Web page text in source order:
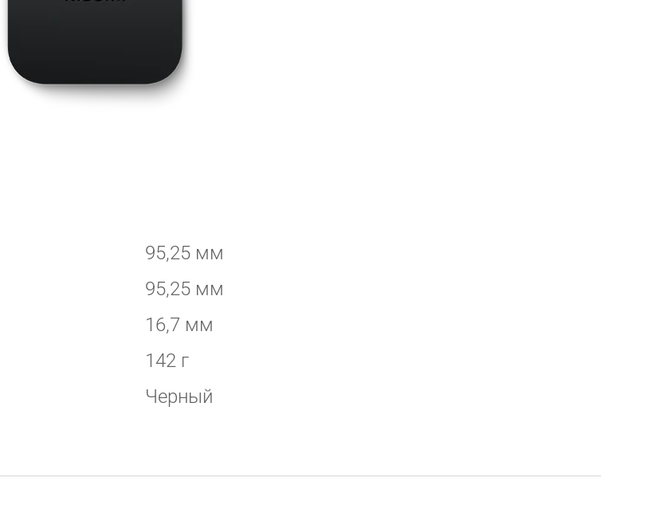
95,25 мм
95,25 мм
16,7 мм
142 г
Черный